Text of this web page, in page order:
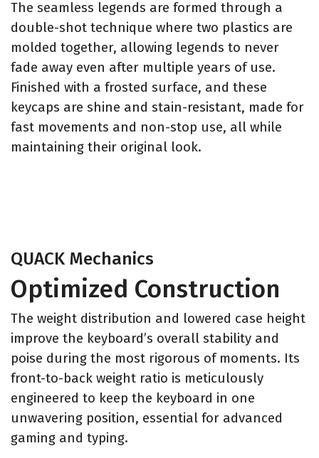
The seamless legends are formed through a
double-shot technique where two plastics are
molded together, allowing legends to never
fade away even after multiple years of use.
Finished with a frosted surface, and these
keycaps are shine and stain-resistant, made for
fast movements and non-stop use, all while
maintaining their original look.
QUACK Mechanics
Optimized Construction
The weight distribution and lowered case height
improve the keyboard’s overall stability and
poise during the most rigorous of moments. Its
front-to-back weight ratio is meticulously
engineered to keep the keyboard in one
unwavering position, essential for advanced
gaming and typing.